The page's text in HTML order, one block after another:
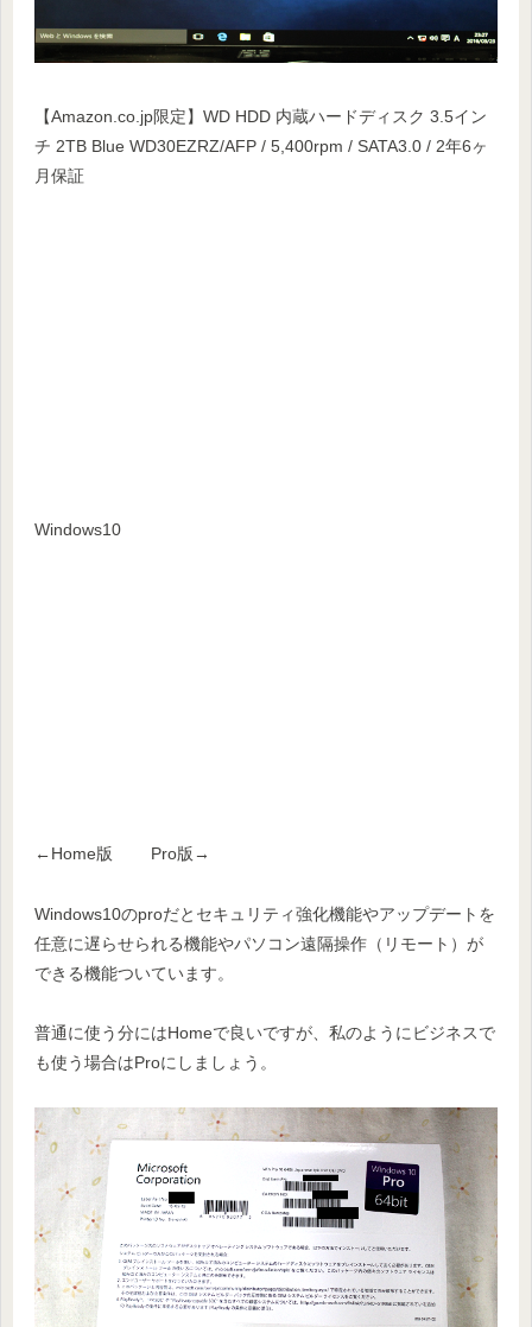
【Amazon.co.jp限定】WD HDD 内蔵ハードディスク 3.5イン
チ 2TB Blue WD30EZRZ/AFP / 5,400rpm / SATA3.0 / 2年6ヶ
月保証
Windows10
←Home版 Pro版→
Windows10のproだとセキュリティ強化機能やアップデートを
任意に遅らせられる機能やパソコン遠隔操作（リモート）が
できる機能ついています。
普通に使う分にはHomeで良いですが、私のようにビジネスで
も使う場合はProにしましょう。